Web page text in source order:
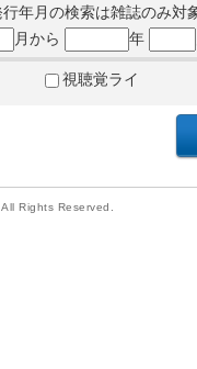
年月の検索は雑誌のみ対
月から 年
視聴覚ライ
Rights Reserved.